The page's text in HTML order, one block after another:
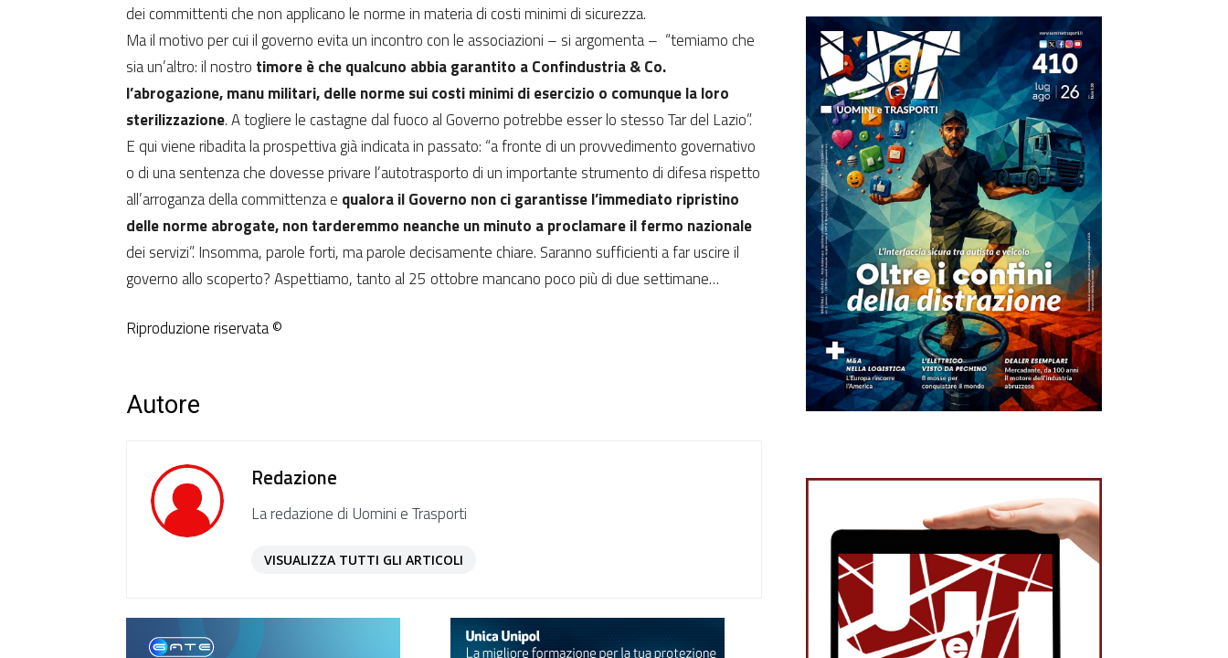
dei committenti che non applicano le norme in materia di costi minimi di sicurezza.
Ma il motivo per cui il governo evita un incontro con le associazioni – si argomenta – “temiamo che
sia un’altro: il nostro timore è che qualcuno abbia garantito a Confindustria & Co.
l’abrogazione, manu militari, delle norme sui costi minimi di esercizio o comunque la loro
sterilizzazione. A togliere le castagne dal fuoco al Governo potrebbe esser lo stesso Tar del Lazio”.
E qui viene ribadita la prospettiva già indicata in passato: “a fronte di un provvedimento governativo
o di una sentenza che dovesse privare l’autotrasporto di un importante strumento di difesa rispetto
all’arroganza della committenza e qualora il Governo non ci garantisse l’immediato ripristino
delle norme abrogate, non tarderemmo neanche un minuto a proclamare il fermo nazionale
dei servizi”. Insomma, parole forti, ma parole decisamente chiare. Saranno sufficienti a far uscire il
governo allo scoperto? Aspettiamo, tanto al 25 ottobre mancano poco più di due settimane…
Riproduzione riservata ©
Autore
Redazione
La redazione di Uomini e Trasporti
VISUALIZZA TUTTI GLI ARTICOLI